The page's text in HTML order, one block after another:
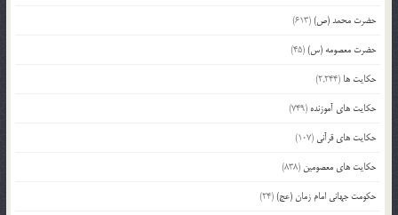
حضرت محمد (ص)(613)
حضرت معصومه (س)(45)
حکایت ها (2,244)
حکایت های آموزنده (749)
حکایت های قرآنی (107)
حکایت های معصومین (838)
حکومت جهانی امام زمان (عج)(24)